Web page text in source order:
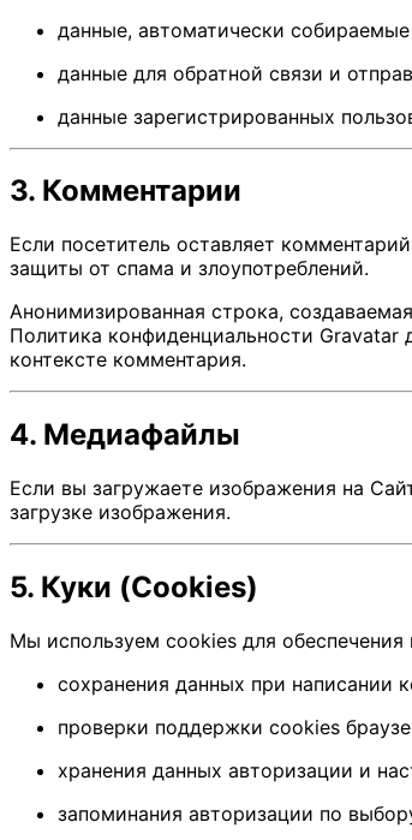
данные, автоматически
данные для обратной связи и
данные зарегистрированных
3. Комментарии
Если посетитель оставляет
защиты от спама и злоупотреблений.
Анонимизированная строка,
Политика конфиденциальности
контексте комментария.
4. Медиафайлы
Если вы загружаете изображения на
загрузке изображения.
5. Куки (Cookies)
Мы используем cookies для
сохранения данных при написании
проверки поддержки cookies
хранения данных авторизации и
запоминания авторизации по